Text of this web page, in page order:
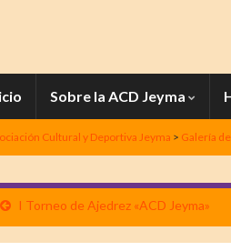
Sobre la ACD Jeyma
Cultural y Deportiva Jeyma > Galería
I Torneo de Ajedrez «ACD Jeyma»